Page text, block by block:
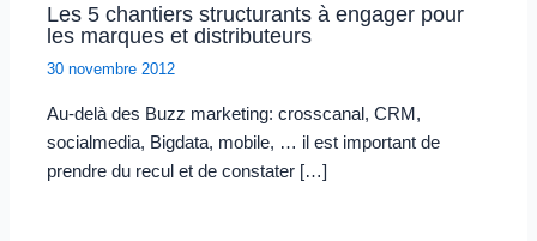
Les 5 chantiers structurants à engager pour
les marques et distributeurs
30 novembre 2012
Au-delà des Buzz marketing: crosscanal, CRM,
socialmedia, Bigdata, mobile, … il est important de
prendre du recul et de constater […]